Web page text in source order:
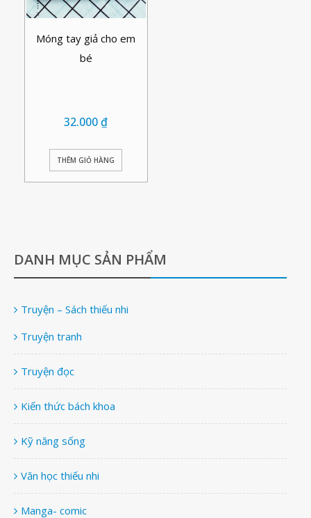
Móng tay giả cho em
bé
32.000₫
THÊM GIỎ HÀNG
DANH MỤC SẢN PHẨM
Truyện – Sách thiếu nhi
Truyện tranh
Truyện đọc
Kiến thức bách khoa
Kỹ năng sống
Văn học thiếu nhi
Manga- comic